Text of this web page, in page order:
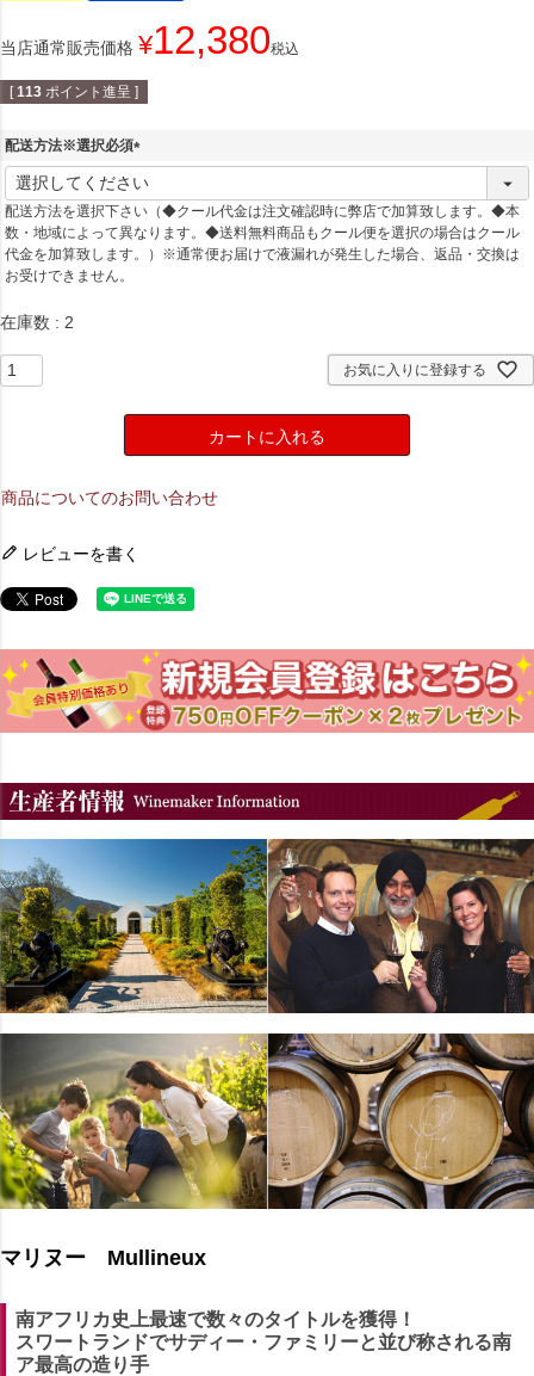
当店通常販売価格 ¥12,380税込
[ 113 ポイント進呈 ]
配送方法※選択必須
(
必
須
)
配送方法を選択下さい（◆クール代金は注文確認時に弊店で加算致します。◆本
数・地域によって異なります。◆送料無料商品もクール便を選択の場合はクール
代金を加算致します。）※通常便お届けで液漏れが発生した場合、返品・交換は
お受けできません。
在庫数 2
お気に入りに登録する
カートに入れる
商品についてのお問い合わせ
レビューを書く
マリヌー Mullineux
南アフリカ史上最速で数々のタイトルを獲得！
スワートランドでサディー・ファミリーと並び称される南
ア最高の造り手